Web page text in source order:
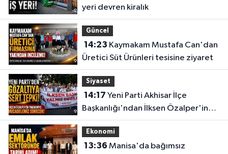
yeri devren kiralık
Güncel
14:23
Üretici Süt Ürünleri tesisine ziyaret
Siyaset
14:17
Başkanlığı'ndan İlksen Özalper'in
gözaltına alınmasına tepki
Ekonomi
13:36